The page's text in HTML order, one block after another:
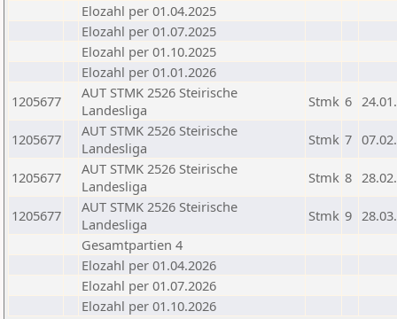
Elozahl per 01.04.2025
Elozahl per 01.07.2025
Elozahl per 01.10.2025
Elozahl per 01.01.2026
1205677
AUT STMK 2526 Steirische
Landesliga
Stmk 6
1205677
AUT STMK 2526 Steirische
Landesliga
Stmk 7
1205677
AUT STMK 2526 Steirische
Landesliga
Stmk 8
1205677
AUT STMK 2526 Steirische
Landesliga
Stmk 9
Gesamtpartien 4
Elozahl per 01.04.2026
Elozahl per 01.07.2026
Elozahl per 01.10.2026